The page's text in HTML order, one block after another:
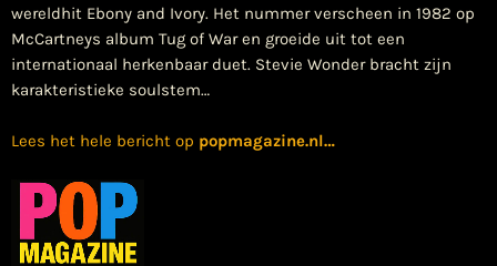
wereldhit Ebony and Ivory. Het nummer verscheen in 1982 op
McCartneys album Tug of War en groeide uit tot een
internationaal herkenbaar duet. Stevie Wonder bracht zijn
karakteristieke soulstem…
Lees het hele bericht op popmagazine.nl…